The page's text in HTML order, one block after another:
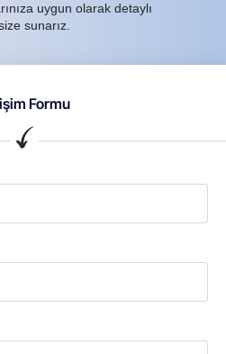
uygun olarak detaylı
sunarız.
Formu